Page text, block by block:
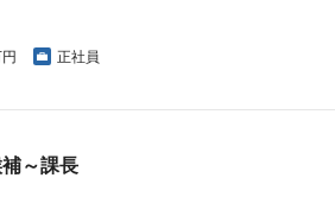
正社員
補～課長